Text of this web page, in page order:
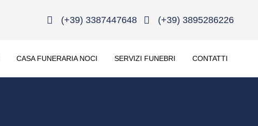
(+39) 3387447648 (+39) 3895286226
CASA FUNERARIA NOCI SERVIZI FUNEBRI CONTATTI